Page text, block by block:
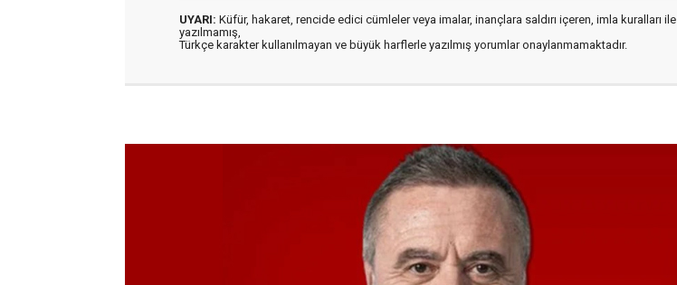
UYARI: Küfür, hakaret, rencide edici cümleler veya imalar, inançlara saldırı içeren, imla kuralları ile
yazılmamış,
Türkçe karakter kullanılmayan ve büyük harflerle yazılmış yorumlar onaylanmamaktadır.